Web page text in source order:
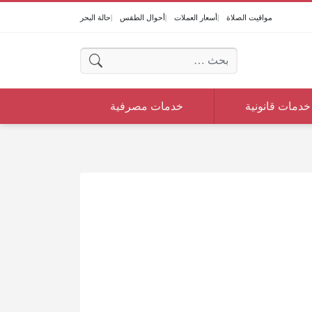
مواقيت الصلاة أسعار العملات أحوال الطقس حالة البحر
البحث عن:
خدمات قانونية خدمات مصرفية